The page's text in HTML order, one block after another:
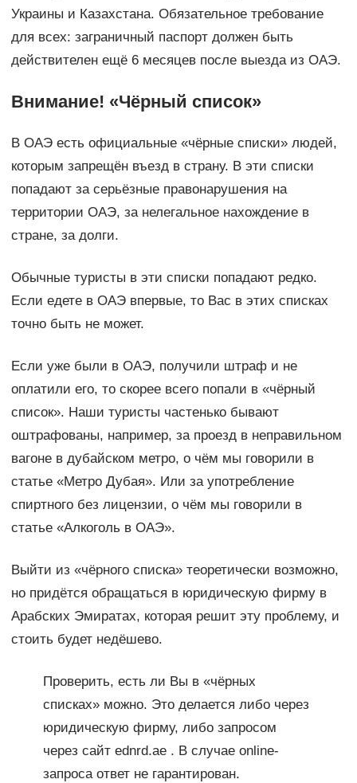
Украины и Казахстана. Обязательное требование
для всех: заграничный паспорт должен быть
действителен ещё 6 месяцев после выезда из ОАЭ.
Внимание! «Чёрный список»
В ОАЭ есть официальные «чёрные списки» людей,
которым запрещён въезд в страну. В эти списки
попадают за серьёзные правонарушения на
территории ОАЭ, за нелегальное нахождение в
стране, за долги.
Обычные туристы в эти списки попадают редко.
Если едете в ОАЭ впервые, то Вас в этих списках
точно быть не может.
Если уже были в ОАЭ, получили штраф и не
оплатили его, то скорее всего попали в «чёрный
список». Наши туристы частенько бывают
оштрафованы, например, за проезд в неправильном
вагоне в дубайском метро, о чём мы говорили в
статье «Метро Дубая». Или за употребление
спиртного без лицензии, о чём мы говорили в
статье «Алкоголь в ОАЭ».
Выйти из «чёрного списка» теоретически возможно,
но придётся обращаться в юридическую фирму в
Арабских Эмиратах, которая решит эту проблему, и
стоить будет недёшево.
Проверить, есть ли Вы в «чёрных
списках» можно. Это делается либо через
юридическую фирму, либо запросом
через сайт ednrd.ae . В случае online-
запроса ответ не гарантирован.